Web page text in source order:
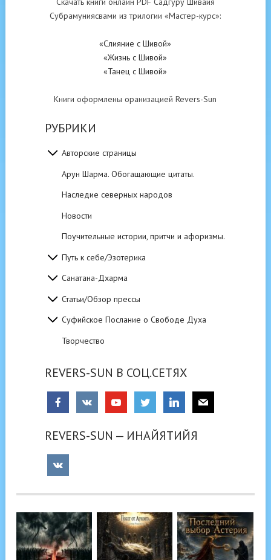
Субрамуниясвами из трилогии «Мастер-курс»:
«Слияние с Шивой»
«Жизнь с Шивой»
«Танец с Шивой»
Книги оформлены оранизацией Revers-Sun
РУБРИКИ
Авторские страницы
Арун Шарма. Обогащающие цитаты.
Наследие северных народов
Новости
Поучительные истории, притчи и афоризмы.
Путь к себе/Эзотерика
Санатана-Дхарма
Статьи/Обзор прессы
Суфийское Послание о Свободе Духа
Творчество
REVERS-SUN В СОЦ.СЕТЯХ
REVERS-SUN — ИНАЙЯТИЙЯ